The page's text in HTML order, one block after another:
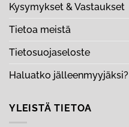
Kysymykset & Vastaukset
Tietoa meistä
Tietosuojaseloste
Haluatko jälleenmyyjäksi?
YLEISTÄ TIETOA